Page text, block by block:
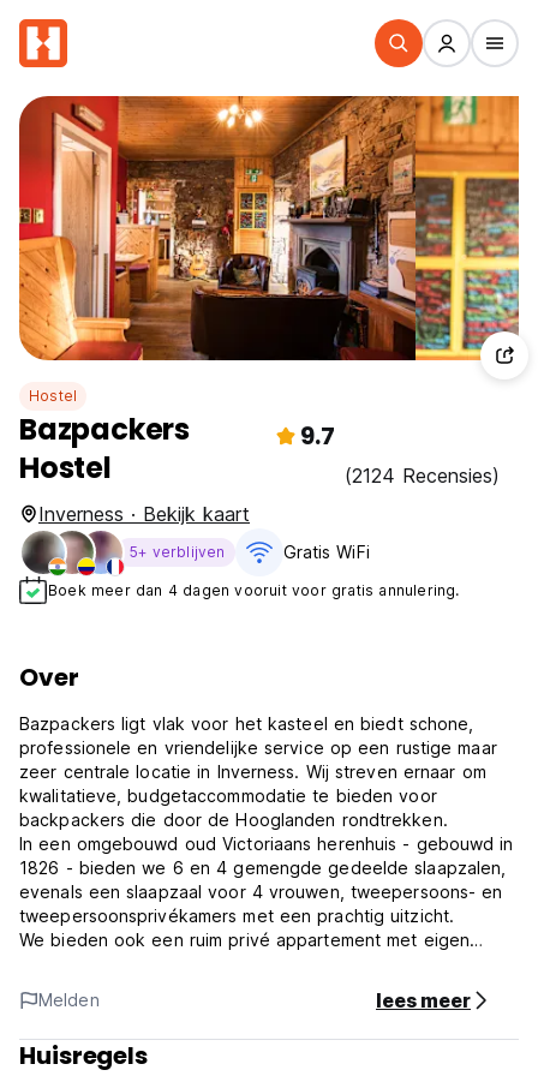
Hostel
Bazpackers
Hostel
9.7
(2124 Recensies)
Inverness · Bekijk kaart
5+ verblijven Gratis WiFi
Boek meer dan 4 dagen vooruit voor gratis annulering.
Over
Bazpackers ligt vlak voor het kasteel en biedt schone,
professionele en vriendelijke service op een rustige maar
zeer centrale locatie in Inverness. Wij streven ernaar om
kwalitatieve, budgetaccommodatie te bieden voor
backpackers die door de Hooglanden rondtrekken.
In een omgebouwd oud Victoriaans herenhuis - gebouwd in
1826 - bieden we 6 en 4 gemengde gedeelde slaapzalen,
evenals een slaapzaal voor 4 vrouwen, tweepersoons- en
tweepersoonsprivékamers met een prachtig uitzicht.
We bieden ook een ruim privé appartement met eigen
badkamer en keuken.
Of je nu moe bent na een lange wandeling of gewoon wilt
relaxen en je wilt mengen met andere reizigers van over de
hele wereld, kom gerust opwarmen bij onze gezellige open
Melden lees meer
Huisregels